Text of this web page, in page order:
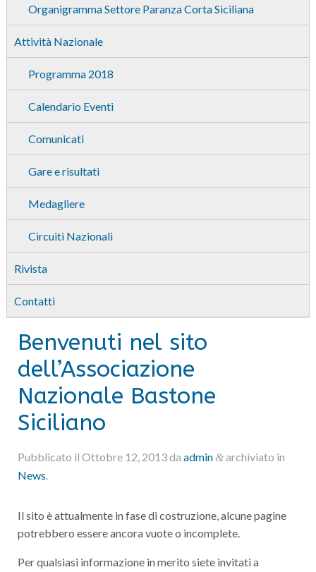
Organigramma Settore Paranza Corta Siciliana
Attività Nazionale
Programma 2018
Calendario Eventi
Comunicati
Gare e risultati
Medagliere
Circuiti Nazionali
Rivista
Contatti
Benvenuti nel sito
dell’Associazione
Nazionale Bastone
Siciliano
Pubblicato il Ottobre 12, 2013da admin&archiviato in
News.
Il sito è attualmente in fase di costruzione, alcune pagine
potrebbero essere ancora vuote o incomplete.
Per qualsiasi informazione in merito siete invitati a